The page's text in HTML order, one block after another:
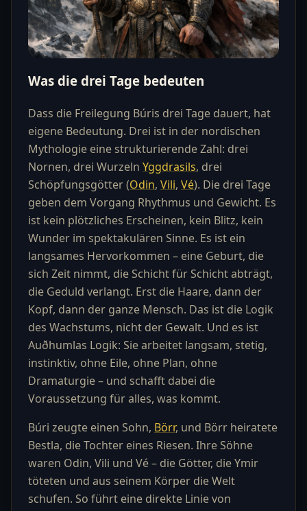
Was die drei Tage bedeuten
Dass die Freilegung Búris drei Tage dauert, hat
eigene Bedeutung. Drei ist in der nordischen
Mythologie eine strukturierende Zahl: drei
Nornen, drei Wurzeln Yggdrasils, drei
Schöpfungsgötter (Odin, Vili, Vé). Die drei Tage
geben dem Vorgang Rhythmus und Gewicht. Es
ist kein plötzliches Erscheinen, kein Blitz, kein
Wunder im spektakulären Sinne. Es ist ein
langsames Hervorkommen – eine Geburt, die
sich Zeit nimmt, die Schicht für Schicht abträgt,
die Geduld verlangt. Erst die Haare, dann der
Kopf, dann der ganze Mensch. Das ist die Logik
des Wachstums, nicht der Gewalt. Und es ist
Auðhumlas Logik: Sie arbeitet langsam, stetig,
instinktiv, ohne Eile, ohne Plan, ohne
Dramaturgie – und schafft dabei die
Voraussetzung für alles, was kommt.
Búri zeugte einen Sohn, Börr, und Börr heiratete
Bestla, die Tochter eines Riesen. Ihre Söhne
waren Odin, Vili und Vé – die Götter, die Ymir
töteten und aus seinem Körper die Welt
schufen. So führt eine direkte Linie von